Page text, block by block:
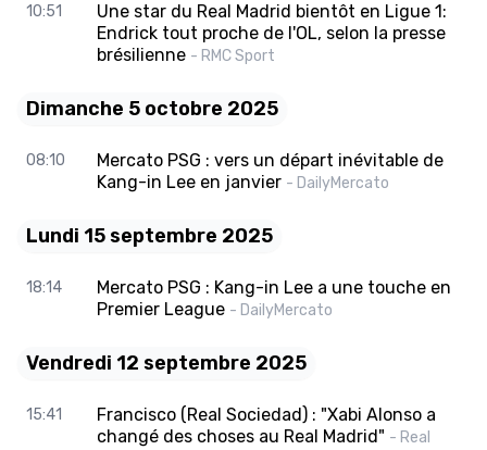
10:51
Une star du Real Madrid bientôt en Ligue 1:
Endrick tout proche de l'OL, selon la presse
brésilienne - RMC Sport
Dimanche 5 octobre 2025
08:10
Mercato PSG : vers un départ inévitable de
Kang-in Lee en janvier - DailyMercato
Lundi 15 septembre 2025
18:14
Mercato PSG : Kang-in Lee a une touche en
Premier League - DailyMercato
Vendredi 12 septembre 2025
15:41
Francisco (Real Sociedad) : "Xabi Alonso a
changé des choses au Real Madrid" - Real